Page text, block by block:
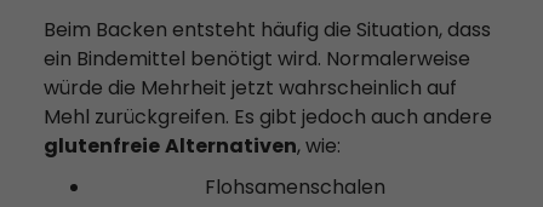
Beim Backen entsteht häufig die Situation, dass
ein Bindemittel benötigt wird. Normalerweise
würde die Mehrheit jetzt wahrscheinlich auf
Mehl zurückgreifen. Es gibt jedoch auch andere
glutenfreieAlternativen, wie:
Flohsamenschalen